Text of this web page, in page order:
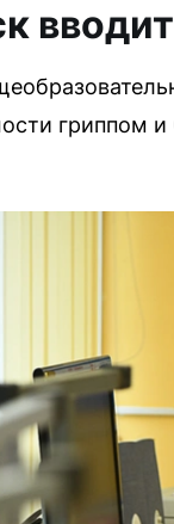
гриппом